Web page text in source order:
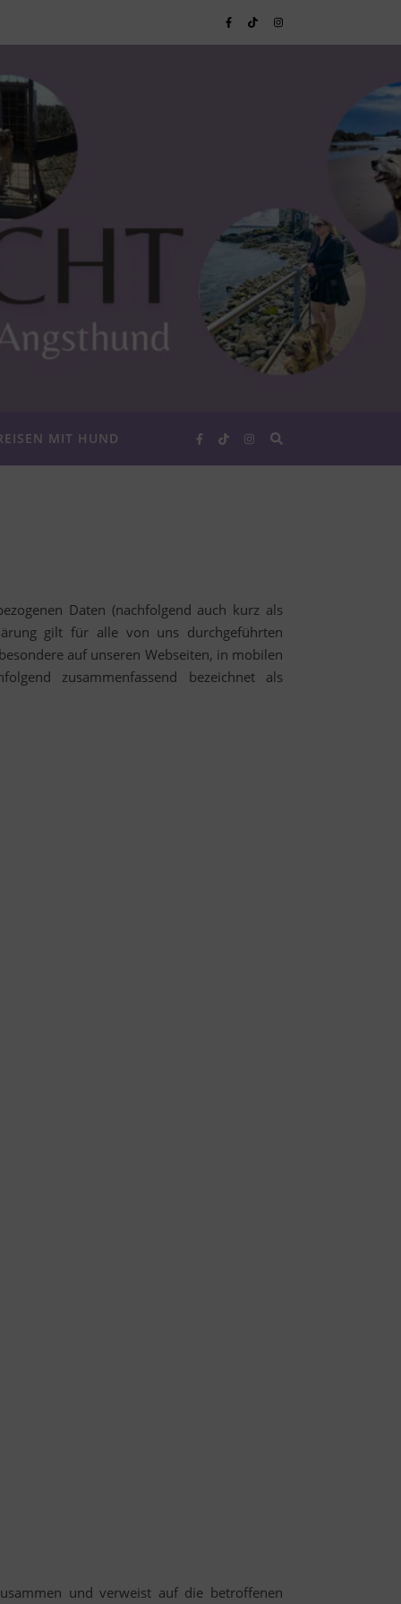
MIT HUND
Daten (nachfolgend auch kurz als
gilt für alle von uns durchgeführten
auf unseren Webseiten, in mobilen
zusammenfassend bezeichnet als
und verweist auf die betroffenen